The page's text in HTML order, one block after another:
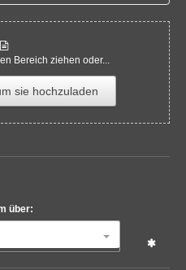
Bereich ziehen oder...
sie hochzuladen
über: